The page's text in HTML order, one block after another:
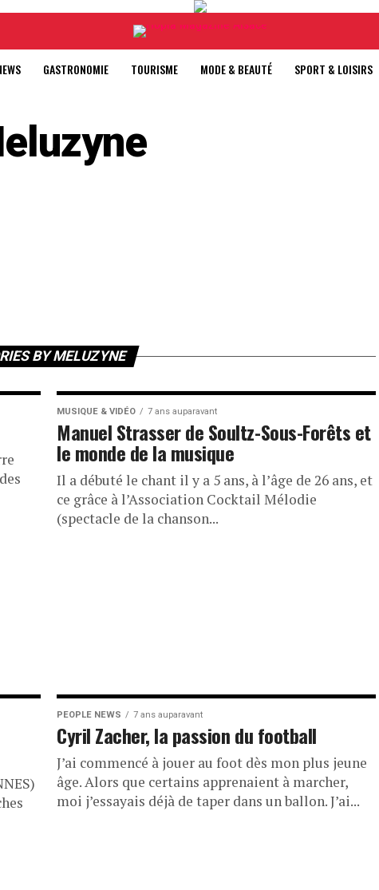
GASTRONOMIE TOURISME MODE & BEAUTÉ SPORT & LOISIRS
BY MELUZYNE
MUSIQUE & VIDÉO 7 ans auparavant
Manuel Strasser de Soultz-Sous-Forêts et
le monde de la musique
Il a débuté le chant il y a 5 ans, à l’âge de 26 ans, et
ce grâce à l’Association Cocktail Mélodie
(spectacle de la chanson...
PEOPLE NEWS 7 ans auparavant
Cyril Zacher, la passion du football
J’ai commencé à jouer au foot dès mon plus jeune
âge. Alors que certains apprenaient à marcher,
moi j’essayais déjà de taper dans un ballon. J’ai...